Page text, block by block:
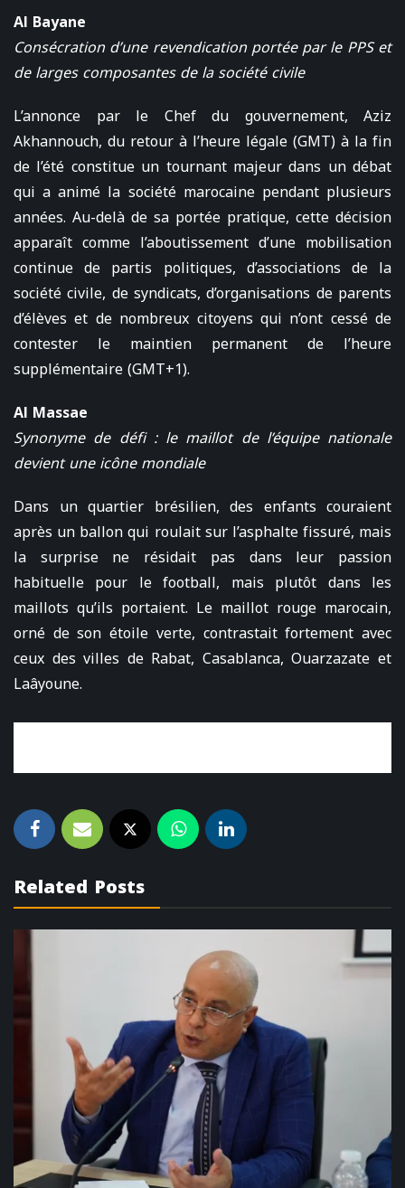
Al Bayane
Consécration d’une revendication portée par le PPS et
de larges composantes de la société civile
L’annonce par le Chef du gouvernement, Aziz
Akhannouch, du retour à l’heure légale (GMT) à la fin
de l’été constitue un tournant majeur dans un débat
qui a animé la société marocaine pendant plusieurs
années. Au-delà de sa portée pratique, cette décision
apparaît comme l’aboutissement d’une mobilisation
continue de partis politiques, d’associations de la
société civile, de syndicats, d’organisations de parents
d’élèves et de nombreux citoyens qui n’ont cessé de
contester le maintien permanent de l’heure
supplémentaire (GMT+1).
Al Massae
Synonyme de défi : le maillot de l’équipe nationale
devient une icône mondiale
Dans un quartier brésilien, des enfants couraient
après un ballon qui roulait sur l’asphalte fissuré, mais
la surprise ne résidait pas dans leur passion
habituelle pour le football, mais plutôt dans les
maillots qu’ils portaient. Le maillot rouge marocain,
orné de son étoile verte, contrastait fortement avec
ceux des villes de Rabat, Casablanca, Ouarzazate et
Laâyoune.
Related Posts